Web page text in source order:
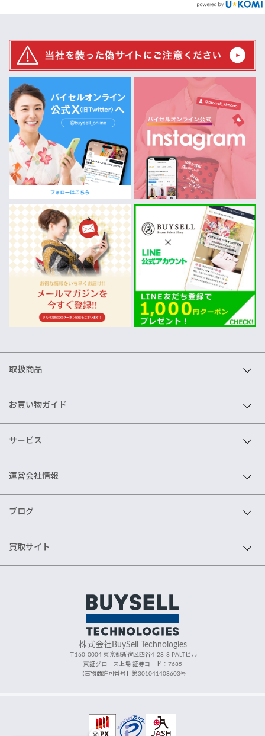
取扱商品
お買い物ガイド
サービス
運営会社情報
ブログ
買取サイト
株式会社BuySell Technologies
〒160-0004 東京都新宿区四谷4-28-8 PALTビル
東証グロース上場 証券コード：7685
【古物商許可番号】第301041408603号